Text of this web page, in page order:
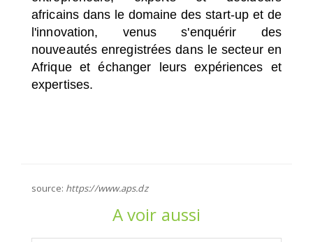
africains dans le domaine des start-up et de
l'innovation, venus s'enquérir des
nouveautés enregistrées dans le secteur en
Afrique et échanger leurs expériences et
expertises.
source: https://www.aps.dz
A voir aussi